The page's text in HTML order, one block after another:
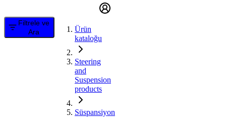
Filtrele ve
Ara
Ürün
kataloğu
Steering
and
Suspension
products
Süspansiyon